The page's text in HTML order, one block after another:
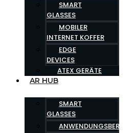
SMART
GLASSES
MOBILER
INTERNET KOFFER
EDGE
DEVICES
ATEX GERÄTE
AR HUB
SMART
GLASSES
ANWENDUNGSBEREICHE